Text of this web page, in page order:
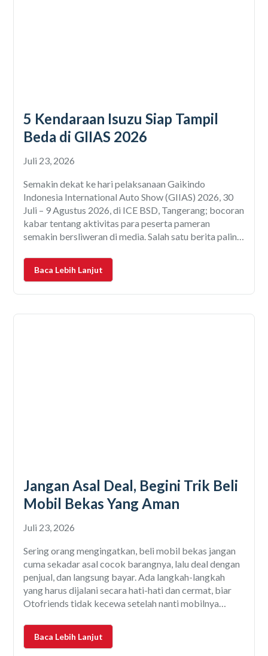
5 Kendaraan Isuzu Siap Tampil
Beda di GIIAS 2026
Juli 23, 2026
Semakin dekat ke hari pelaksanaan Gaikindo
Indonesia International Auto Show (GIIAS) 2026, 30
Juli – 9 Agustus 2026, di ICE BSD, Tangerang; bocoran
kabar tentang aktivitas para peserta pameran
semakin bersliweran di media. Salah satu berita paling
Indonesia (IAMI) untuk tampil beda di ajang pameran
otomotif terbesar di
Baca Lebih Lanjut
Jangan Asal Deal, Begini Trik Beli
Mobil Bekas Yang Aman
Juli 23, 2026
Sering orang mengingatkan, beli mobil bekas jangan
cuma sekadar asal cocok barangnya, lalu deal dengan
penjual, dan langsung bayar. Ada langkah-langkah
yang harus dijalani secara hati-hati dan cermat, biar
Otofriends tidak kecewa setelah nanti mobilnya
kondisi sebuah mobil bekas seringkali bisa sangat
berbeda dengan mobil baru. Meski dari luar terlihat
Baca Lebih Lanjut